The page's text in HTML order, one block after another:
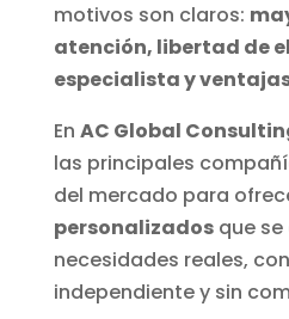
motivos son claros:
atención, libertad de
especialista y
En AC Global
las principales
del mercado para
personalizadosque se
necesidades reales,
independiente y sin